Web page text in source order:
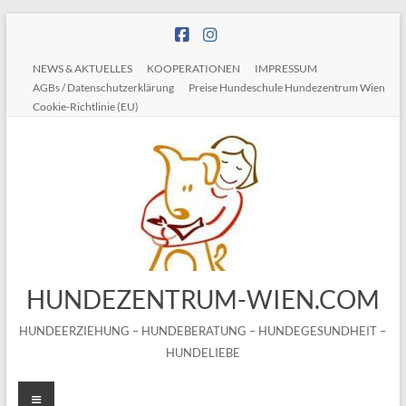
NEWS & AKTUELLES KOOPERATIONEN
IMPRESSUM
AGBs / Datenschutzerklärung
Preise Hundeschule Hundezentrum Wien
Cookie-Richtlinie (EU)
HUNDEZENTRUM-WIEN.COM
HUNDEERZIEHUNG – HUNDEBERATUNG – HUNDEGESUNDHEIT –
HUNDELIEBE
Menü